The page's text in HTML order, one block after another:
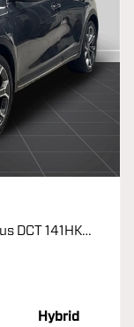
1,6 GDI Plugin-hybrid Upgrade m/Plus DCT 141HK 5d 6g Aut.
Hybrid